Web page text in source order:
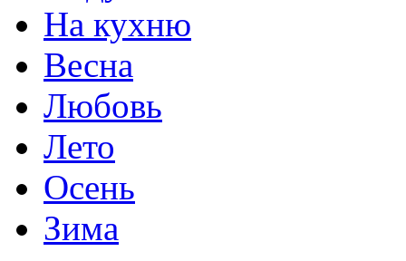
На кухню
Весна
Любовь
Лето
Осень
Зима